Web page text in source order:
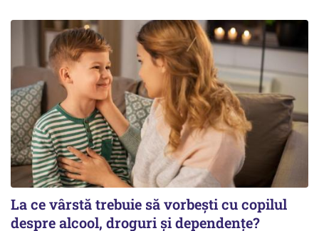
La ce vârstă trebuie să vorbești cu copilul
despre alcool, droguri și dependențe?